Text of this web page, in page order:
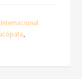
Internacional
,